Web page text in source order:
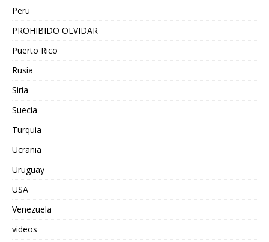
Peru
PROHIBIDO OLVIDAR
Puerto Rico
Rusia
Siria
Suecia
Turquia
Ucrania
Uruguay
USA
Venezuela
videos